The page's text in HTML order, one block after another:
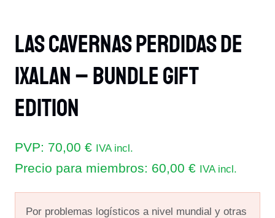
Las Cavernas Perdidas De
Ixalan – Bundle Gift
Edition
PVP: 70,00 € IVA incl.
Precio para miembros: 60,00 € IVA incl.
Por problemas logísticos a nivel mundial y otras